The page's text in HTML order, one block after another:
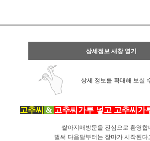
상세정보 새창 열기
상세 정보를 확대해 보실
고추씨 & 고추씨가루 넣고 고추씨가
쌀아지매방문을 진심으로 환영합
벌써 다음달부터는 장마가 시작된다